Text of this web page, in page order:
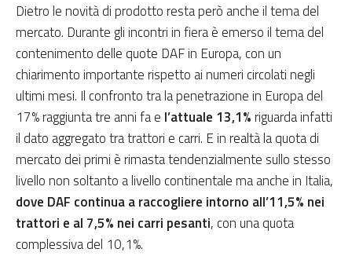
Dietro le novità di prodotto resta però anche il tema del
mercato. Durante gli incontri in fiera è emerso il tema del
contenimento delle quote DAF in Europa, con un
chiarimento importante rispetto ai numeri circolati negli
ultimi mesi. Il confronto tra la penetrazione in Europa del
17% raggiunta tre anni fa e l’attuale 13,1%riguarda infatti
il dato aggregato tra trattori e carri. E in realtà la quota di
mercato dei primi è rimasta tendenzialmente sullo stesso
livello non soltanto a livello continentale ma anche in Italia,
dove DAF continua a raccogliere intorno all’11,5% nei
trattori e al 7,5% nei carri pesanti, con una quota
complessiva del 10,1%.